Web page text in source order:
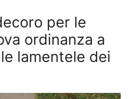
per le
ordinanza a
lamentele dei